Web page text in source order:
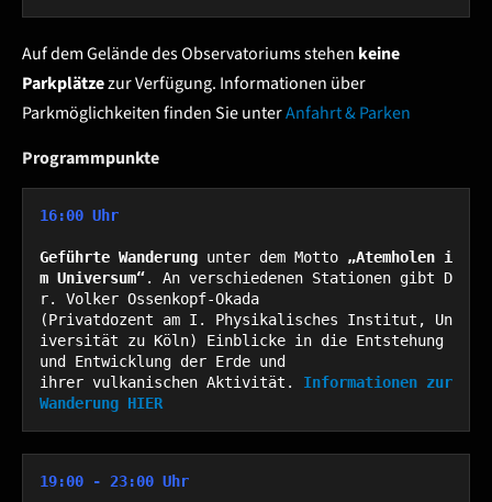
Auf dem Gelände des Observatoriums stehen keine
Parkplätzezur Verfügung. Informationen über
Parkmöglichkeiten finden Sie unterAnfahrt & Parken
Programmpunkte
16:00 Uhr
Geführte Wanderung unter dem Motto „Atemholen i
m Universum“. An verschiedenen Stationen gibt D
r. Volker Ossenkopf-Okada
(Privatdozent am I. Physikalisches Institut, Un
iversität zu Köln) Einblicke in die Entstehung
und Entwicklung der Erde und
ihrer vulkanischen Aktivität. Informationen zur
Wanderung HIER
19:00 - 23:00 Uhr